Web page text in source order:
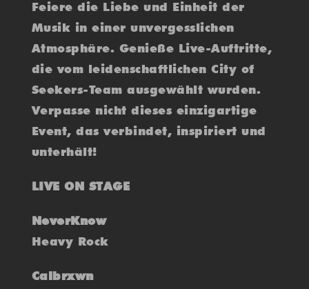
Feiere die Liebe und Einheit der
Musik in einer unvergesslichen
Atmosphäre. Genieße Live-Auftritte,
die vom leidenschaftlichen City of
Seekers-Team ausgewählt wurden.
Verpasse nicht dieses einzigartige
Event, das verbindet, inspiriert und
unterhält!
LIVE ON STAGE
NeverKnow
Heavy Rock
Calbrxwn